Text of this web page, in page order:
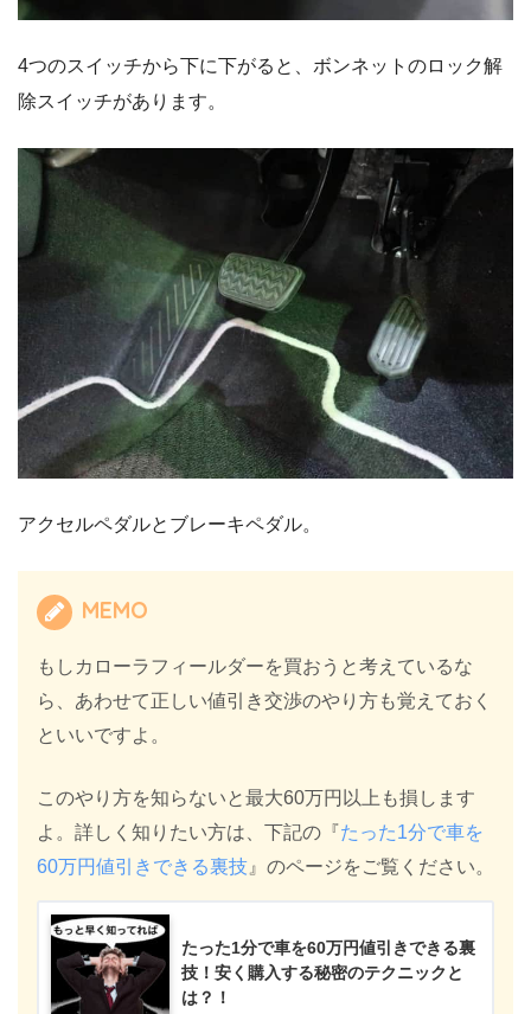
4つのスイッチから下に下がると、ボンネットのロック解
除スイッチがあります。
アクセルペダルとブレーキペダル。
MEMO
もしカローラフィールダーを買おうと考えているな
ら、あわせて正しい値引き交渉のやり方も覚えておく
といいですよ。
このやり方を知らないと最大60万円以上も損します
よ。詳しく知りたい方は、下記の『たった1分で車を
60万円値引きできる裏技 』のページをご覧ください。
たった1分で車を60万円値引きできる裏
技！安く購入する秘密のテクニックと
は？！